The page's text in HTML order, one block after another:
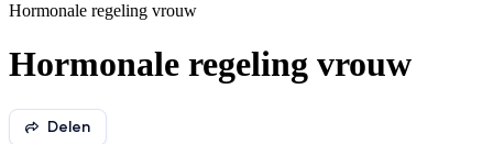
Hormonale regeling vrouw
Hormonale regeling vrouw
Delen